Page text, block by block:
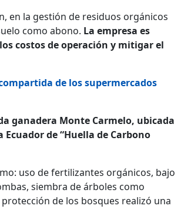
en la gestión de residuos orgánicos
como abono. La empresa es
costos de operación y mitigar el
de los supermercados
ganadera Monte Carmelo, ubicada
de “Huella de Carbono
uso de fertilizantes orgánicos, bajo
siembra de árboles como
de los bosques realizó una